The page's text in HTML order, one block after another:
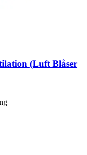
(Luft Blåser